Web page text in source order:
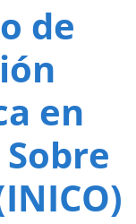
de
en